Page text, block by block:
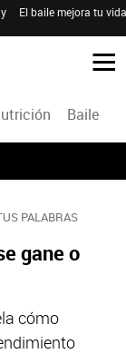
El baile mejora tu
Baile
PALABRAS
gane o
cómo